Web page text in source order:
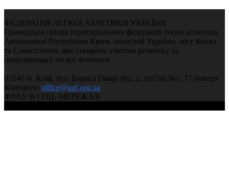
ФЕДЕРАЦІЯ ЛЕГКОЇ АТЛЕТИКИ УКРАЇНИ
Громадська спілка територіальних федерацій легкої атлетики
Автономної Республіки Крим, областей України, міст Києва
та Севастополя, яка створена з метою розвитку та
популяризації легкої атлетики
02140 м. Київ, вул. Бориса Гмирі буд. 2, під’їзд №1, 17 поверх
Контакти: office@uaf.org.ua
ФЛАУ В СОЦ. МЕРЕЖАХ